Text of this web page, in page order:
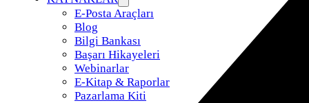
E-Posta Araçları
Blog
Bilgi Bankası
Başarı Hikayeleri
Webinarlar
E-Kitap & Raporlar
Pazarlama Kiti